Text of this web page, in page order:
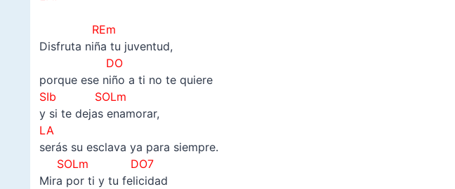
REm
Disfruta niña tu juventud,
DO
porque ese niño a ti no te quiere
SIb SOLm
y si te dejas enamorar,
LA
serás su esclava ya para siempre.
SOLm DO7
Mira por ti y tu felicidad